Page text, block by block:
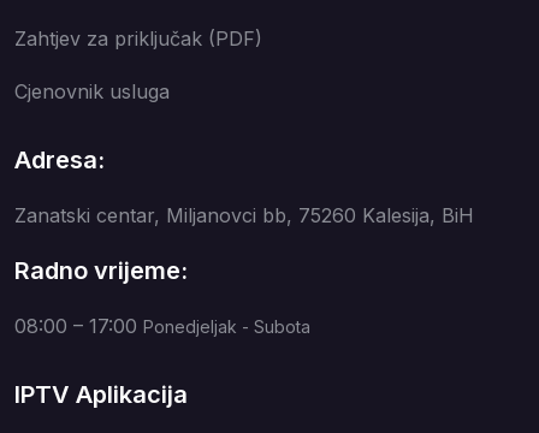
Zahtjev za priključak (PDF)
Cjenovnik usluga
Adresa:
Zanatski centar, Miljanovci bb, 75260 Kalesija, BiH
Radno vrijeme:
08:00 – 17:00 Ponedjeljak - Subota
IPTV Aplikacija